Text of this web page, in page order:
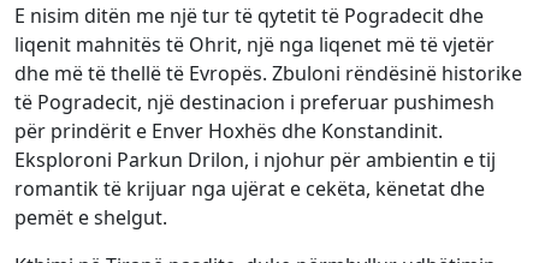
E nisim ditën me një tur të qytetit të Pogradecit dhe
liqenit mahnitës të Ohrit, një nga liqenet më të vjetër
dhe më të thellë të Evropës. Zbuloni rëndësinë historike
të Pogradecit, një destinacion i preferuar pushimesh
për prindërit e Enver Hoxhës dhe Konstandinit.
Eksploroni Parkun Drilon, i njohur për ambientin e tij
romantik të krijuar nga ujërat e cekëta, kënetat dhe
pemët e shelgut.